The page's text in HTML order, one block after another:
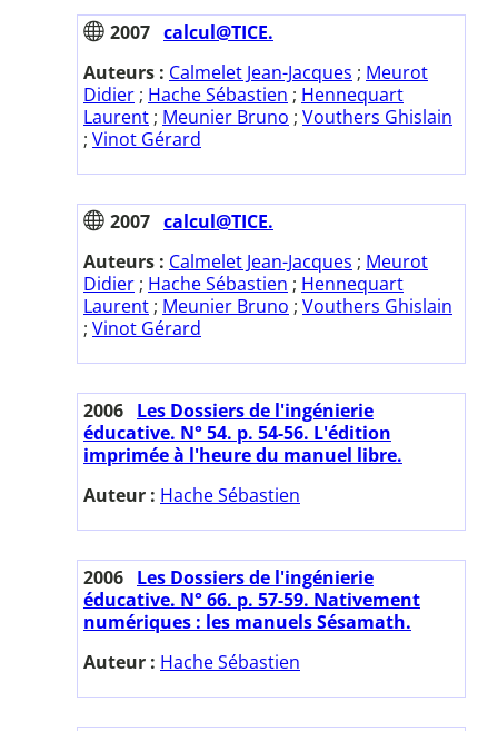
2007 calcul@TICE.
Auteurs : Calmelet Jean-Jacques ; Meurot
Didier ; Hache Sébastien ; Hennequart
Laurent ; Meunier Bruno ; Vouthers Ghislain
; Vinot Gérard
2007 calcul@TICE.
Auteurs : Calmelet Jean-Jacques ; Meurot
Didier ; Hache Sébastien ; Hennequart
Laurent ; Meunier Bruno ; Vouthers Ghislain
; Vinot Gérard
2006 Les Dossiers de l'ingénierie
éducative. N° 54. p. 54-56. L'édition
imprimée à l'heure du manuel libre.
Auteur : Hache Sébastien
2006 Les Dossiers de l'ingénierie
éducative. N° 66. p. 57-59. Nativement
numériques : les manuels Sésamath.
Auteur : Hache Sébastien